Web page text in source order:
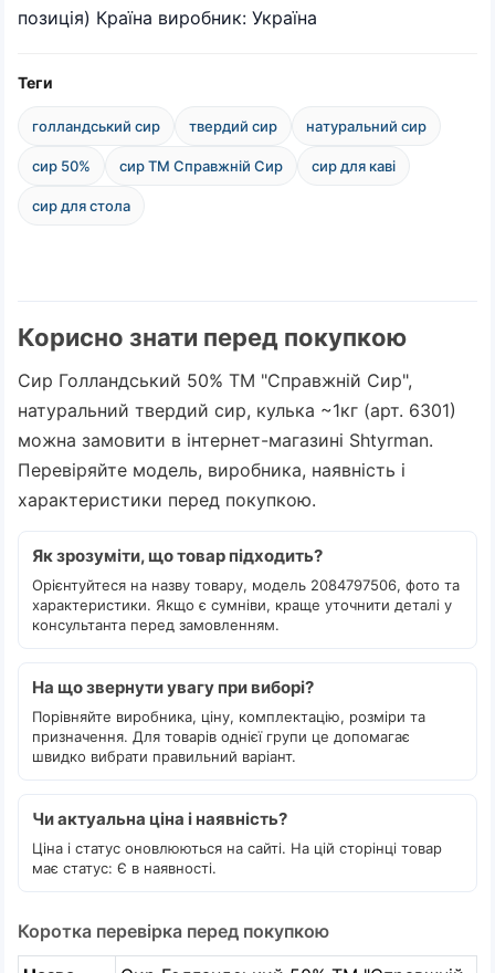
позиція) Країна виробник: Україна
Теги
голландський сир твердий сир натуральний сир
сир 50% сир ТМ Справжній Сир сир для каві
сир для стола
Корисно знати перед покупкою
Сир Голландський 50% ТМ "Справжній Сир",
натуральний твердий сир, кулька ~1кг (арт. 6301)
можна замовити в інтернет-магазині Shtyrman.
Перевіряйте модель, виробника, наявність і
характеристики перед покупкою.
Як зрозуміти, що товар підходить?
Орієнтуйтеся на назву товару, модель 2084797506, фото та
характеристики. Якщо є сумніви, краще уточнити деталі у
консультанта перед замовленням.
На що звернути увагу при виборі?
Порівняйте виробника, ціну, комплектацію, розміри та
призначення. Для товарів однієї групи це допомагає
швидко вибрати правильний варіант.
Чи актуальна ціна і наявність?
Ціна і статус оновлюються на сайті. На цій сторінці товар
має статус: Є в наявності.
Коротка перевірка перед покупкою